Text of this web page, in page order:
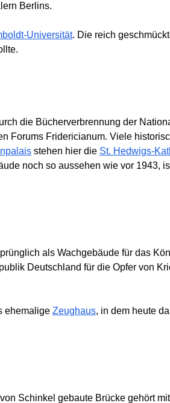
Berlins.
Universität. Die reich
die Bücherverbrennung der
Forums Fridericianum. Viele
stehen hier die St. Hedwigs-
noch so aussehen wie vor 1943,
als Wachgebäude für das
Deutschland für die Opfer von
ehemalige Zeughaus, in dem heute
Schinkel gebaute Brücke gehört